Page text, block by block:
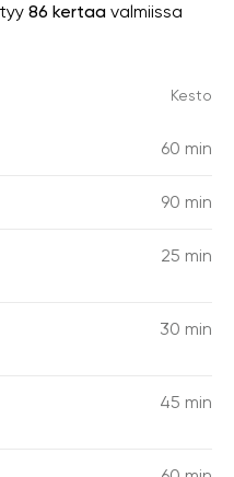
86 kertaa valmiissa
Kesto
60 min
90 min
25 min
30 min
45 min